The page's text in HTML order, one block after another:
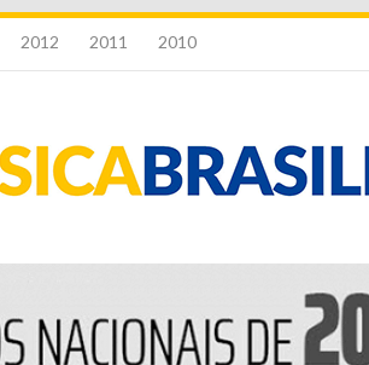
2012 2011 2010